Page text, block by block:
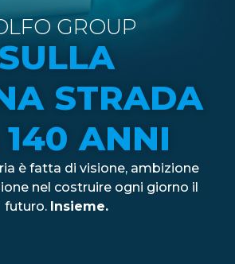
GROUP
STRADA
ANNI
è fatta di visione, ambizione
nel costruire ogni giorno il
futuro. Insieme.